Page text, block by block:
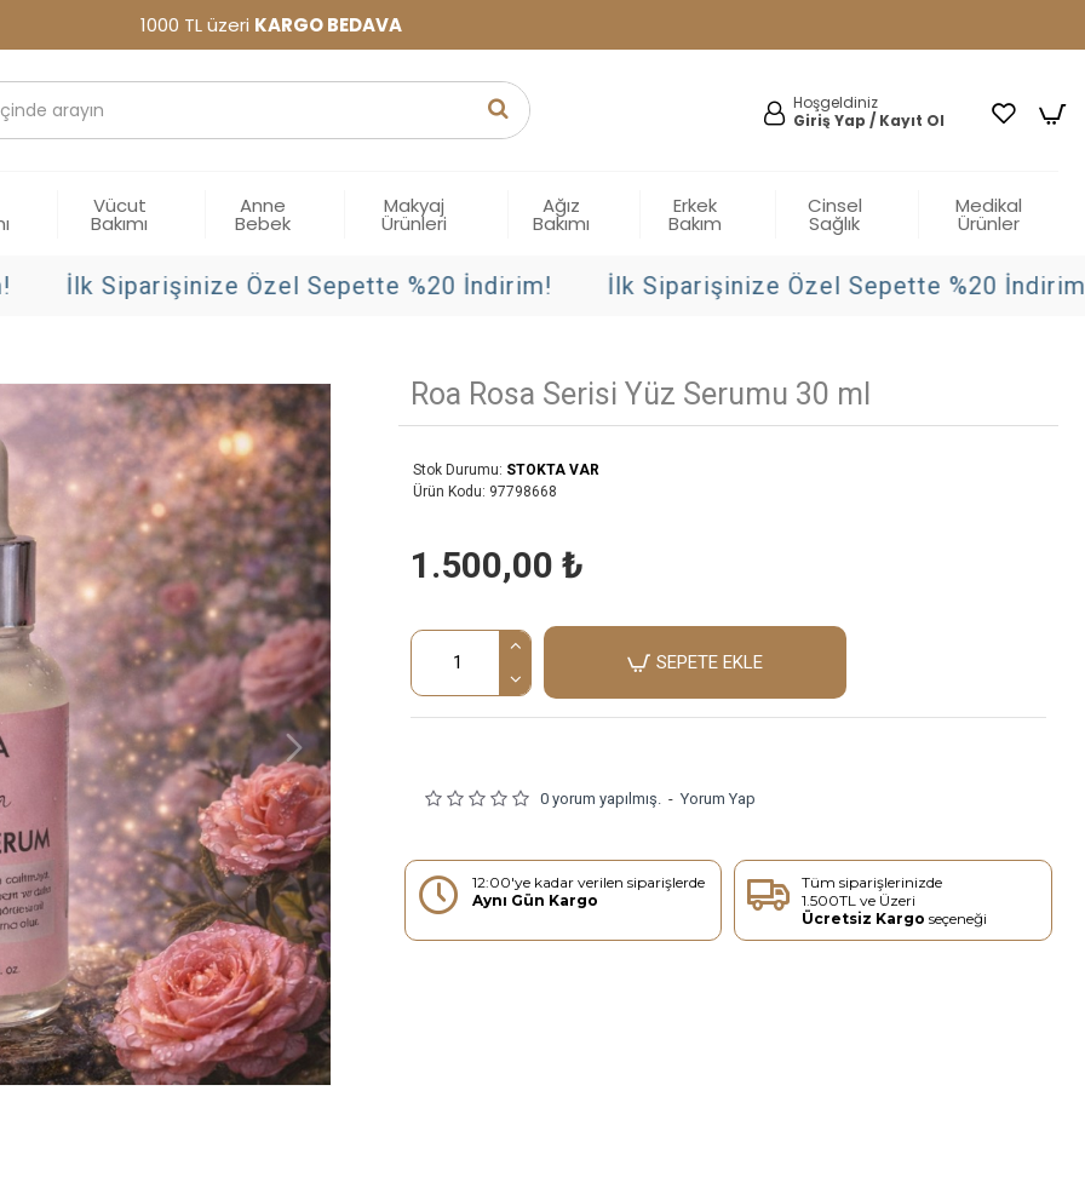
1000 TL üzeri KARGO BEDAVA
Hoşgeldiniz
Giriş Yap / Kayıt Ol
Vücut
Bakımı
Anne
Bebek
Makyaj
Ürünleri
Ağız
Bakımı
Erkek
Bakım
Cinsel
Sağlık
Medikal
Ürünler
İlk Siparişinize Özel Sepette %20 İndirim! İlk Siparişinize Özel Sepette %20 İndirim!
Roa Rosa Serisi Yüz Serumu 30 ml
Stok Durumu: STOKTA VAR
Ürün Kodu: 97798668
0 yorum yapılmış. - Yorum Yap
1.500,00 ₺
SEPETE EKLE
12:00'ye kadar verilen siparişlerde
Aynı Gün Kargo
Tüm siparişlerinizde
1.500TL ve Üzeri
Ücretsiz Kargo seçeneği